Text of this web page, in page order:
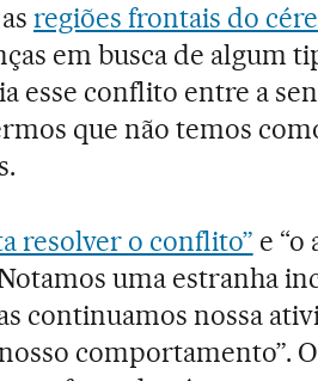
regiões frontais do
em busca de algum
esse conflito entre a
que não temos
resolver o conflito” e
uma estranha
continuamos nossa
comportamento”.